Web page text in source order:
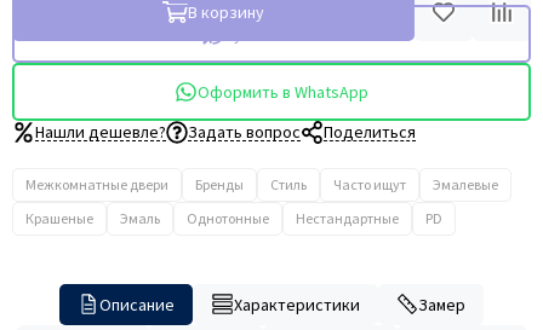
В корзину
Оформить в WhatsApp
Нашли дешевле?
Задать вопрос Поделиться
Межкомнатные двери Бренды Стиль Часто ищут
Эмалевые
Крашеные
Эмаль Однотонные Нестандартные PD
Описание Характеристики
Замер